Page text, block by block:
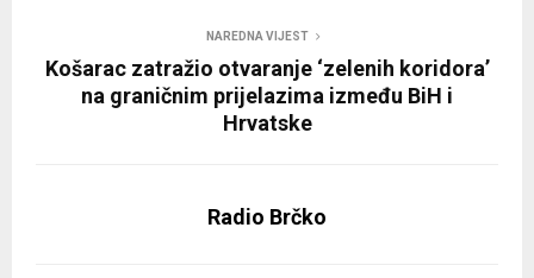
NAREDNA VIJEST
Košarac zatražio otvaranje ‘zelenih koridora’
na graničnim prijelazima između BiH i
Hrvatske
Radio Brčko